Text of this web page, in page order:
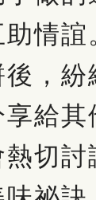
情
，
給
切